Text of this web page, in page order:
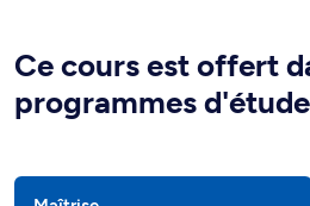
Ce cours est offert
programmes